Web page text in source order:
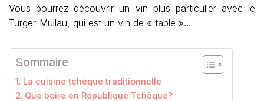
Vous pourrez découvrir un vin plus particulier avec le
Turger-Mullau, qui est un vin de « table »…
Sommaire
La cuisine tchèque traditionnelle
Que boire en République Tchèque?